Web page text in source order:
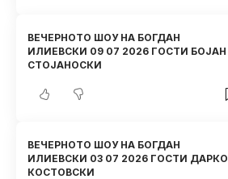
ВЕЧЕРНОТО ШОУ НА БОГДАН
ИЛИЕВСКИ 09 07 2026 ГОСТИ БОЈАН
СТОЈАНОСКИ
ВЕЧЕРНОТО ШОУ НА БОГДАН
ИЛИЕВСКИ 03 07 2026 ГОСТИ ДАРКО
КОСТОВСКИ